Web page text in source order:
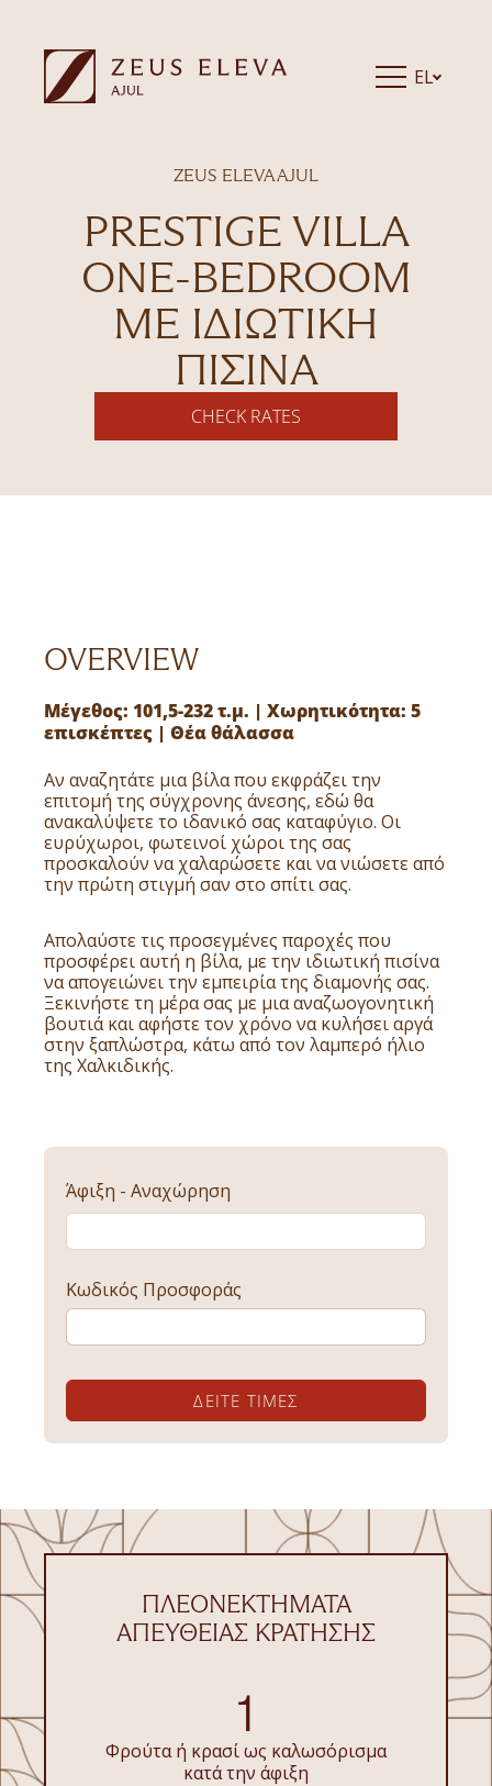
EL
ZEUS ELEVA AJUL
PRESTIGE VILLA
ONE-BEDROOM
ΜΕ ΙΔΙΩΤΙΚΉ
ΠΙΣΊΝΑ
CHECK RATES
OVERVIEW
Μέγεθος: 101,5-232 τ.μ. | Χωρητικότητα: 5
επισκέπτες | Θέα θάλασσα
Αν αναζητάτε μια βίλα που εκφράζει την
επιτομή της σύγχρονης άνεσης, εδώ θα
ανακαλύψετε το ιδανικό σας καταφύγιο. Οι
ευρύχωροι, φωτεινοί χώροι της σας
προσκαλούν να χαλαρώσετε και να νιώσετε από
την πρώτη στιγμή σαν στο σπίτι σας.
Απολαύστε τις προσεγμένες παροχές που
προσφέρει αυτή η βίλα, με την ιδιωτική πισίνα
να απογειώνει την εμπειρία της διαμονής σας.
Ξεκινήστε τη μέρα σας με μια αναζωογονητική
βουτιά και αφήστε τον χρόνο να κυλήσει αργά
στην ξαπλώστρα, κάτω από τον λαμπερό ήλιο
της Χαλκιδικής.
Άφιξη - Αναχώρηση
Κωδικός Προσφοράς
ΔΕΊΤΕ ΤΙΜΈΣ
ΠΛΕΟΝΕΚΤΉΜΑΤΑ
ΑΠΕΥΘΕΊΑΣ ΚΡΆΤΗΣΗΣ
1
Φρούτα ή κρασί ως καλωσόρισμα
κατά την άφιξη